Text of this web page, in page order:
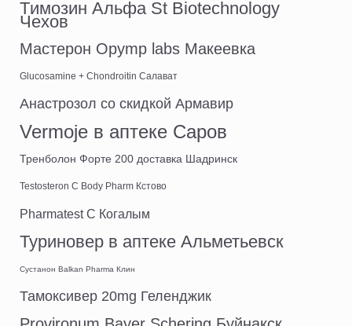
Tимозин Альфа St Biotechnology
Чехов
Мастерон Opymp labs Макеевка
Glucosamine + Chondroitin Салават
Анастрозол со скидкой Армавир
Vermoje в аптеке Саров
Тренболон Форте 200 доставка Шадринск
Testosteron C Body Pharm Кстово
Pharmatest C Когалым
Туриновер в аптеке Альметьевск
Сустанон Balkan Pharma Клин
Тамоксивер 20mg Геленджик